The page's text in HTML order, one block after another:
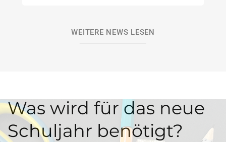
WEITERE NEWS LESEN
Was wird für das neue
Schuljahr benötigt?